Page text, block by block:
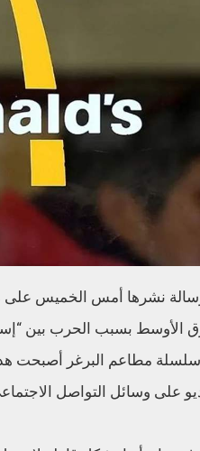
نشرها أمس الخميس على
بسبب الحرب بين
سلسلة مطاعم البرغر أصبحت
على وسائل التواصل